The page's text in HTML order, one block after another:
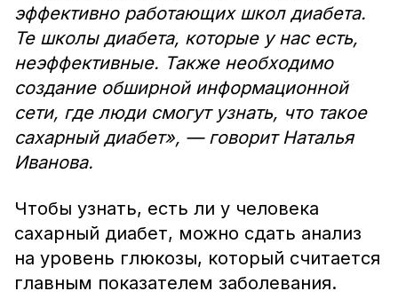
эффективно работающих школ диабета.
Те школы диабета, которые у нас есть,
неэффективные. Также необходимо
создание обширной информационной
сети, где люди смогут узнать, что такое
сахарный диабет», — говорит Наталья
Иванова.
Чтобы узнать, есть ли у человека
сахарный диабет, можно сдать анализ
на уровень глюкозы, который считается
главным показателем заболевания.